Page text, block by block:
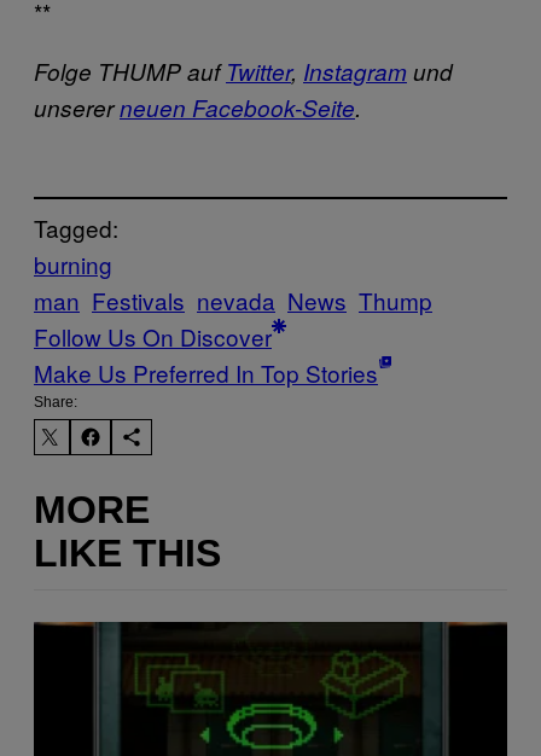
**
Folge THUMP aufTwitter, Instagramund
unsererneuen Facebook-Seite.
Tagged:
burning
man Festivals nevada News Thump
Follow Us On Discover
Make Us Preferred In Top Stories
Share:
MORE
LIKE THIS